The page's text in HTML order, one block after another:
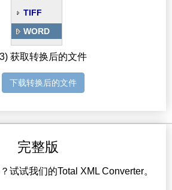
TIFF
WORD
3) 获取转换后的文件
下载转换后的文件
完整版
试试我们的Total XML Converter。